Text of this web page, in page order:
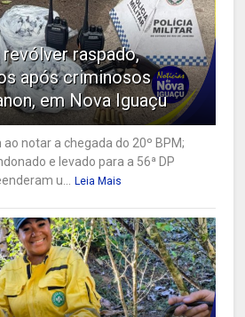
raspado,
após criminosos
em Nova Iguaçu
notar a chegada do 20º BPM;
e levado para a 56ª DP
u...
Leia Mais